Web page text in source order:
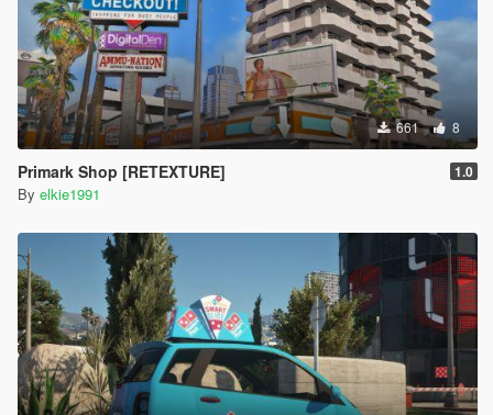
661 8
Primark Shop [RETEXTURE] 1.0
By elkie1991